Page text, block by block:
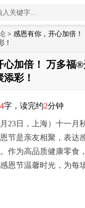
> 感恩有你，开心加倍
！
心加倍！ 万多福
彩！
字，读完约2分钟
月23日，上海）十一月
节是亲友相聚，表达
作为高品质健康零食
恩节温馨时光，为每